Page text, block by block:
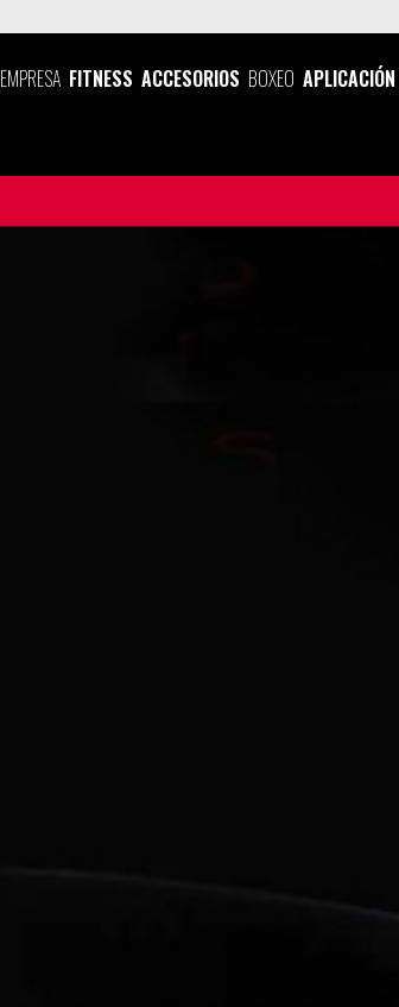
EMPRESA FITNESS ACCESORIOS BOXEO APLICACIÓN